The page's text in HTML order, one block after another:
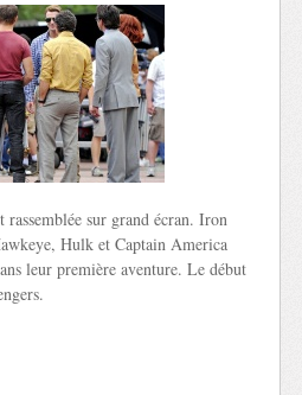
sur grand écran. Iron
Hulk et Captain America
leur première aventure. Le début